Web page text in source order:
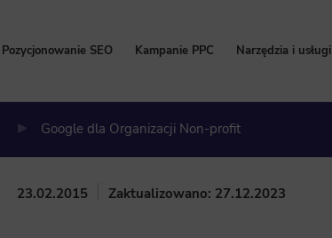
Pozycjonowanie SEO Kampanie PPC Narzędzia i usługi
Google dla Organizacji Non-profit
23.02.2015 Zaktualizowano: 27.12.2023